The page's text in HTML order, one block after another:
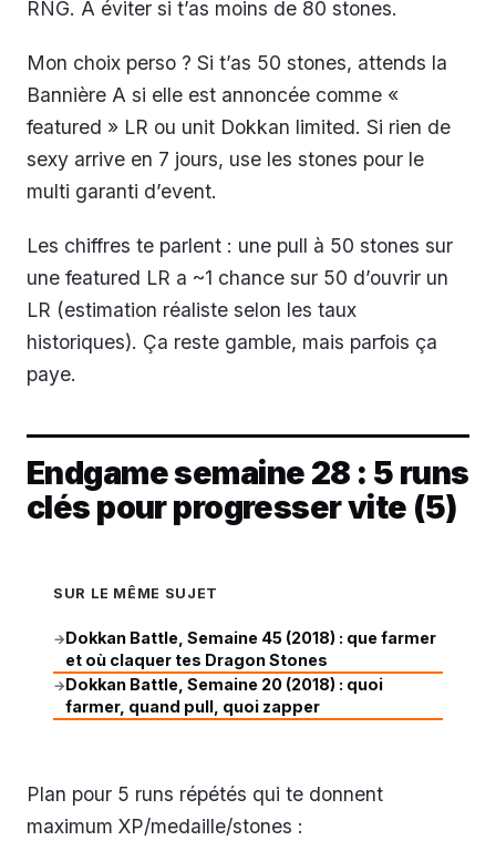
RNG. À éviter si t’as moins de 80 stones.
Mon choix perso ? Si t’as 50 stones, attends la
Bannière A si elle est annoncée comme «
featured » LR ou unit Dokkan limited. Si rien de
sexy arrive en 7 jours, use les stones pour le
multi garanti d’event.
Les chiffres te parlent : une pull à 50 stones sur
une featured LR a ~1 chance sur 50 d’ouvrir un
LR (estimation réaliste selon les taux
historiques). Ça reste gamble, mais parfois ça
paye.
Endgame semaine 28 : 5 runs
clés pour progresser vite (5)
SUR LE MÊME SUJET
→Dokkan Battle, Semaine 45 (2018) : que farmer
et où claquer tes Dragon Stones
→Dokkan Battle, Semaine 20 (2018) : quoi
farmer, quand pull, quoi zapper
Plan pour 5 runs répétés qui te donnent
maximum XP/medaille/stones :